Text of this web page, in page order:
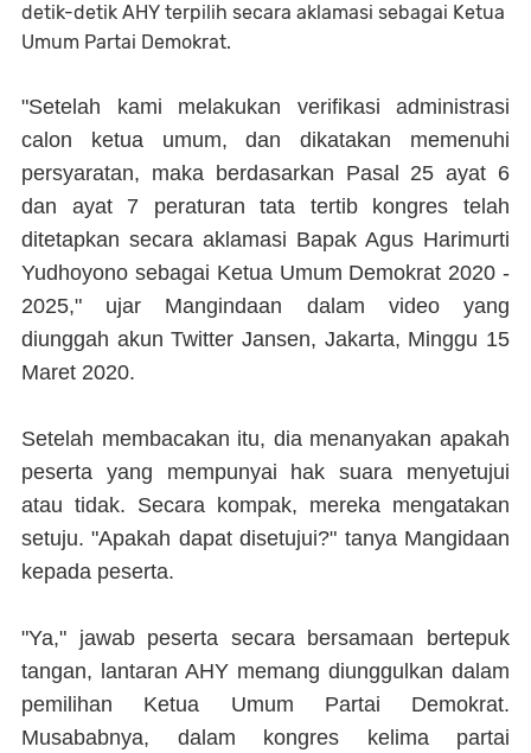
detik-detik AHY terpilih secara aklamasi sebagai Ketua
Umum Partai Demokrat.
"Setelah kami melakukan verifikasi administrasi
calon ketua umum, dan dikatakan memenuhi
persyaratan, maka berdasarkan Pasal 25 ayat 6
dan ayat 7 peraturan tata tertib kongres telah
ditetapkan secara aklamasi Bapak Agus Harimurti
Yudhoyono sebagai Ketua Umum Demokrat 2020 -
2025," ujar Mangindaan dalam video yang
diunggah akun Twitter Jansen, Jakarta, Minggu 15
Maret 2020.
Setelah membacakan itu, dia menanyakan apakah
peserta yang mempunyai hak suara menyetujui
atau tidak. Secara kompak, mereka mengatakan
setuju. "Apakah dapat disetujui?" tanya Mangidaan
kepada peserta.
"Ya," jawab peserta secara bersamaan bertepuk
tangan, lantaran AHY memang diunggulkan dalam
pemilihan Ketua Umum Partai Demokrat.
Musababnya, dalam kongres kelima partai